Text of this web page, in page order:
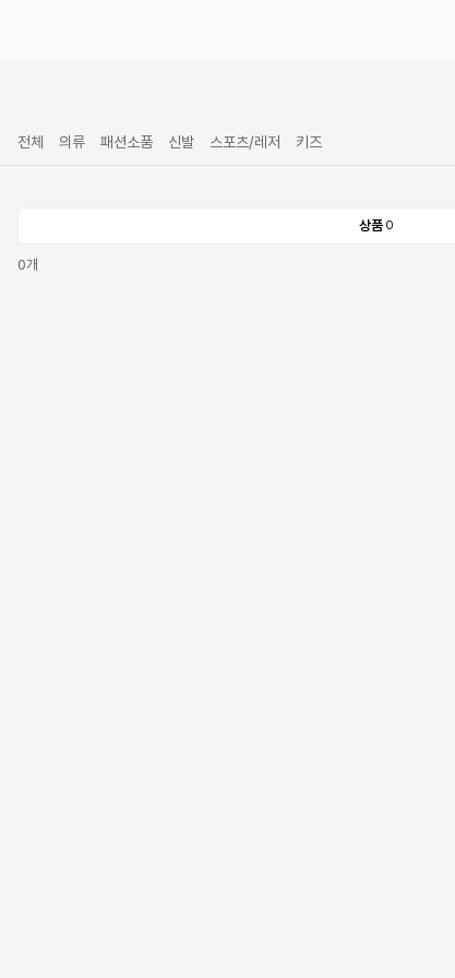
전체 의류 패션소품 신발 스포츠/레저 키즈
상품 0
0개